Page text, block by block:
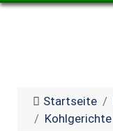
Startseite
Kohlgerichte